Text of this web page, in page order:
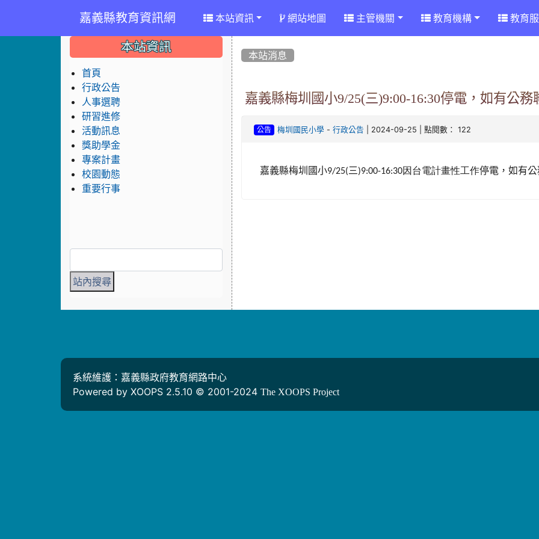
嘉義縣教育資訊網 本站資訊 網站地圖 主管機關 教育機構 教育
本站消息
嘉義縣梅圳國小9/25(三)9:00-16:30停電，如有公
公告 梅圳國民小學 - 行政公告 | 2024-09-25 | 點閱數： 122
嘉義縣梅圳國小9/25(三)9:00-16:30因台電計畫性工作停電，如有
::: 本站資訊
首頁
行政公告
人事選聘
研習進修
活動訊息
獎助學金
專案計畫
校園動態
重要行事
系統維護：嘉義縣政府教育網路中心
Powered by XOOPS 2.5.10 © 2001-2024 The XOOPS Project